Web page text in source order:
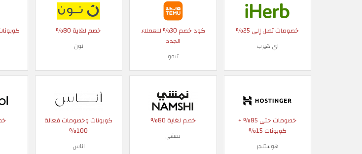
خصومات تصل إلى 25%
اي هيرب
كود خصم 30% للعملاء
الجدد
تيمو
خصم لغاية 80%
نون
خصومات حتى 85% +
كوبونات 15%
هوستنجر
خصم لغاية 80%
نمشي
كوبونات وخصومات فعالة
100%
اناس